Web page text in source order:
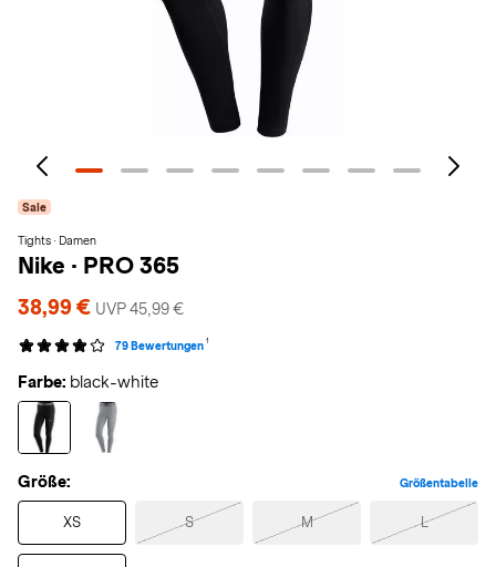
Sale
Tights · Damen
Nike · PRO 365
38,99 € UVP 45,99 €
79 Bewertungen 1
Farbe: black-white
Größe: Größentabelle
XS S M L